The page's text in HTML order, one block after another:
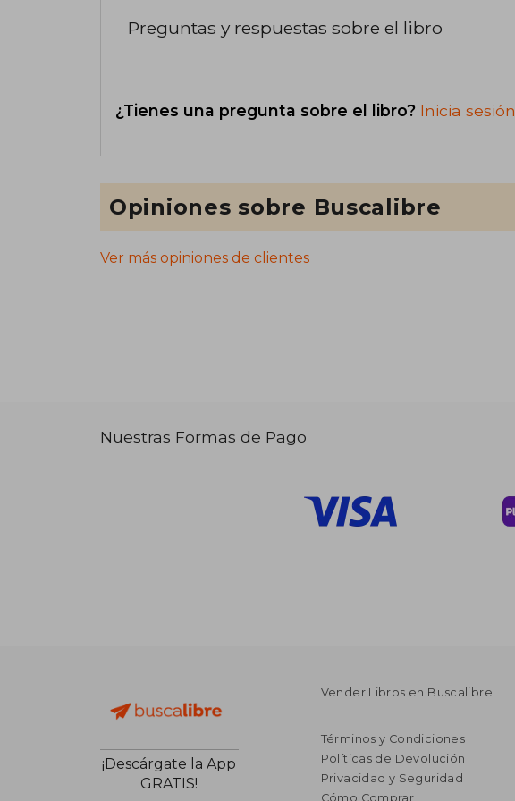
Preguntas y respuestas sobre el libro
¿Tienes una pregunta sobre el libro? Inicia sesión
Opiniones sobre Buscalibre
Ver más opiniones de clientes
Nuestras Formas de Pago
¡Descárgate la App
GRATIS!
Vender Libros en Buscalibre
Términos y Condiciones
Políticas de Devolución
Privacidad y Seguridad
Cómo Comprar